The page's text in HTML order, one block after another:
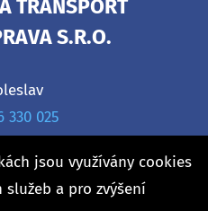
TRANSPORT
S.R.O.
330 025
jsou využívány cookies
a pro zvýšení